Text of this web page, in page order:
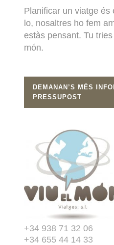
Planificar un viatge és
lo, nosaltres ho fem
estàs pensant. Tu
món.
DEMANAN’S MÉS
PRESSUPOST
+34 938 71 32 06
+34 655 44 14 33